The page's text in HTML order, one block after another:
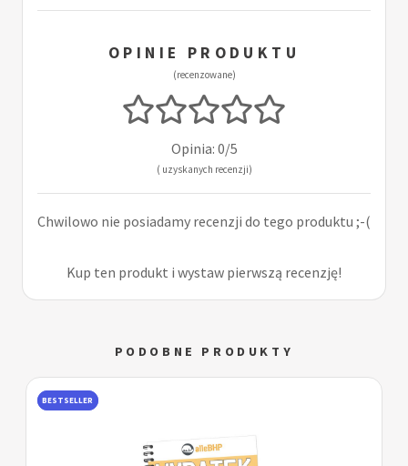
OPINIE PRODUKTU
(recenzowane)
Opinia: 0/5
( uzyskanych recenzji)
Chwilowo nie posiadamy recenzji do tego produktu ;-(
Kup ten produkt i wystaw pierwszą recenzję!
PODOBNE PRODUKTY
BESTSELLER